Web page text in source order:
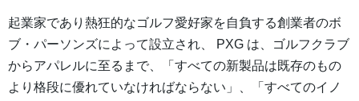
起業家であり熱狂的なゴルフ愛好家を自負する創業者のボ
ブ・パーソンズによって設立され、 PXG は、ゴルフクラブ
からアパレルに至るまで、「すべての新製品は既存のもの
より格段に優れていなければならない」、「すべてのイノ